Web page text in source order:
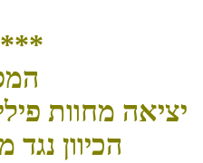
יציאה מחוות
הכיוון